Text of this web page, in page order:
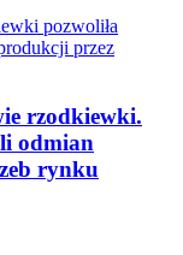
rzodkiewki.
odmian
rynku